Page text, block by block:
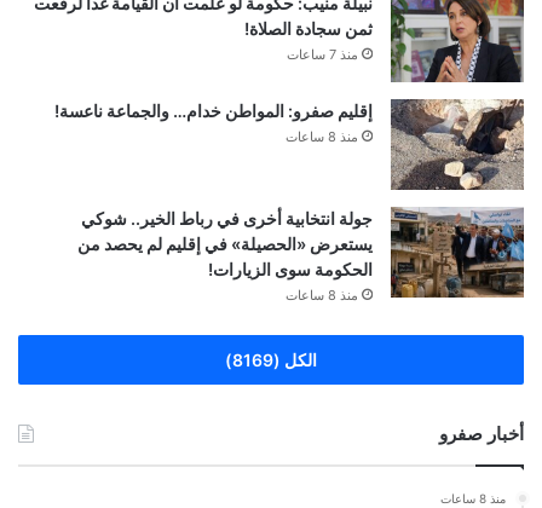
ثمن سجادة الصلاة!
منذ 7 ساعات
إقليم صفرو: المواطن خدام… والجماعة ناعسة!
منذ 8 ساعات
جولة انتخابية أخرى في رباط الخير.. شوكي
يستعرض «الحصيلة» في إقليم لم يحصد من
الحكومة سوى الزيارات!
منذ 8 ساعات
الكل (8169)
أخبار صفرو
منذ 8 ساعات